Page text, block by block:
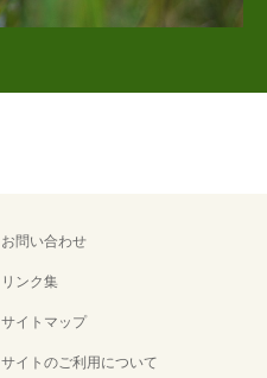
お問い合わせ
リンク集
サイトマップ
サイトのご利用について